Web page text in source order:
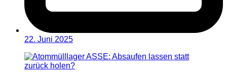
22. Juni 2025